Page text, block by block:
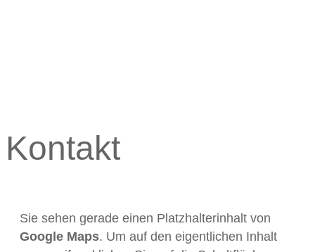
Kontakt
Sie sehen gerade einen Platzhalterinhalt von
Google Maps. Um auf den eigentlichen Inhalt